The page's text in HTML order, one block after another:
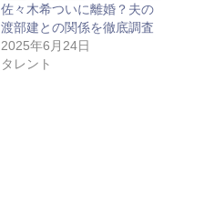
佐々木希ついに離婚？夫の
渡部建との関係を徹底調査
2025年6月24日
タレント